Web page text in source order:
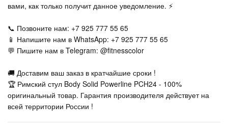
вами, как только получит данное уведомление. ⚡
📞 Позвоните нам: +7 925 777 55 65
📱 Напишите нам в WhatsApp: +7 925 777 55 65
💬 Пишите нам в Telegram: @fitnesscolor
🚚 Доставим ваш заказ в кратчайшие сроки !
🏆 Римский стул Body Solid Powerline PCH24 - 100%
оригинальный товар. Гарантия производителя действует на
всей территории России !